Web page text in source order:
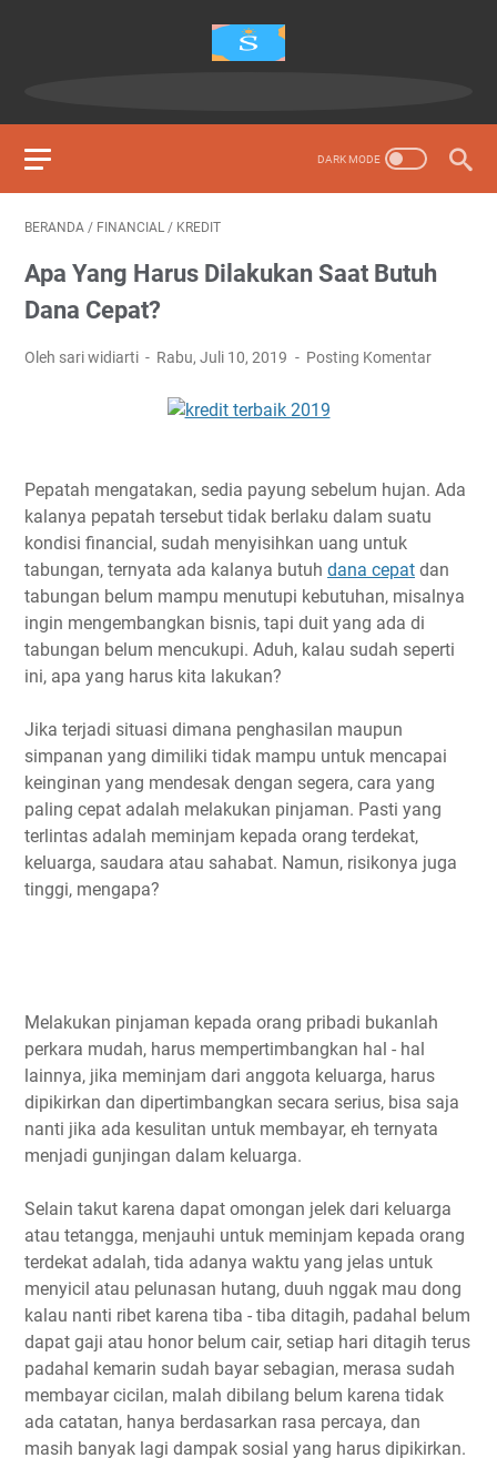
BERANDA / FINANCIAL / KREDIT
Apa Yang Harus Dilakukan Saat Butuh
Dana Cepat?
Oleh sari widiarti Rabu, Juli 10, 2019 Posting Komentar
Pepatah mengatakan, sedia payung sebelum hujan. Ada
kalanya pepatah tersebut tidak berlaku dalam suatu
kondisi financial, sudah menyisihkan uang untuk
tabungan, ternyata ada kalanya butuh dana cepat dan
tabungan belum mampu menutupi kebutuhan, misalnya
ingin mengembangkan bisnis, tapi duit yang ada di
tabungan belum mencukupi. Aduh, kalau sudah seperti
ini, apa yang harus kita lakukan?
Jika terjadi situasi dimana penghasilan maupun
simpanan yang dimiliki tidak mampu untuk mencapai
keinginan yang mendesak dengan segera, cara yang
paling cepat adalah melakukan pinjaman. Pasti yang
terlintas adalah meminjam kepada orang terdekat,
keluarga, saudara atau sahabat. Namun, risikonya juga
tinggi, mengapa?
Melakukan pinjaman kepada orang pribadi bukanlah
perkara mudah, harus mempertimbangkan hal - hal
lainnya, jika meminjam dari anggota keluarga, harus
dipikirkan dan dipertimbangkan secara serius, bisa saja
nanti jika ada kesulitan untuk membayar, eh ternyata
menjadi gunjingan dalam keluarga.
Selain takut karena dapat omongan jelek dari keluarga
atau tetangga, menjauhi untuk meminjam kepada orang
terdekat adalah, tida adanya waktu yang jelas untuk
menyicil atau pelunasan hutang, duuh nggak mau dong
kalau nanti ribet karena tiba - tiba ditagih, padahal belum
dapat gaji atau honor belum cair, setiap hari ditagih terus
padahal kemarin sudah bayar sebagian, merasa sudah
membayar cicilan, malah dibilang belum karena tidak
ada catatan, hanya berdasarkan rasa percaya, dan
masih banyak lagi dampak sosial yang harus dipikirkan.